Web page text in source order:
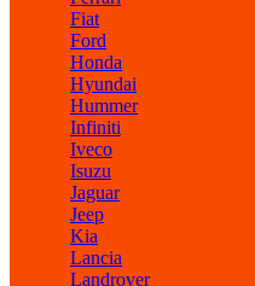
Fiat
Ford
Honda
Hyundai
Hummer
Infiniti
Iveco
Isuzu
Jaguar
Jeep
Kia
Lancia
Landrover